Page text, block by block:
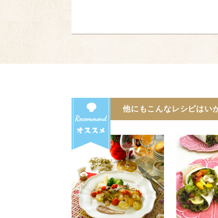
他にもこんなレシピはい